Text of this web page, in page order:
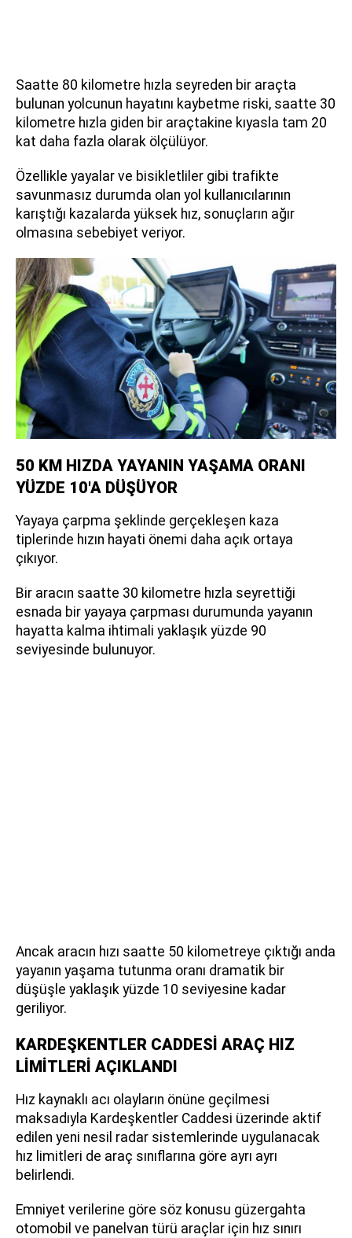
Saatte 80 kilometre hızla seyreden bir araçta
bulunan yolcunun hayatını kaybetme riski, saatte 30
kilometre hızla giden bir araçtakine kıyasla tam 20
kat daha fazla olarak ölçülüyor.
Özellikle yayalar ve bisikletliler gibi trafikte
savunmasız durumda olan yol kullanıcılarının
karıştığı kazalarda yüksek hız, sonuçların ağır
olmasına sebebiyet veriyor.
50 KM HIZDA YAYANIN YAŞAMA ORANI
YÜZDE 10'A DÜŞÜYOR
Yayaya çarpma şeklinde gerçekleşen kaza
tiplerinde hızın hayati önemi daha açık ortaya
çıkıyor.
Bir aracın saatte 30 kilometre hızla seyrettiği
esnada bir yayaya çarpması durumunda yayanın
hayatta kalma ihtimali yaklaşık yüzde 90
seviyesinde bulunuyor.
Ancak aracın hızı saatte 50 kilometreye çıktığı anda
yayanın yaşama tutunma oranı dramatik bir
düşüşle yaklaşık yüzde 10 seviyesine kadar
geriliyor.
KARDEŞKENTLER CADDESİ ARAÇ HIZ
LİMİTLERİ AÇIKLANDI
Hız kaynaklı acı olayların önüne geçilmesi
maksadıyla Kardeşkentler Caddesi üzerinde aktif
edilen yeni nesil radar sistemlerinde uygulanacak
hız limitleri de araç sınıflarına göre ayrı ayrı
belirlendi.
Emniyet verilerine göre söz konusu güzergahta
otomobil ve panelvan türü araçlar için hız sınırı